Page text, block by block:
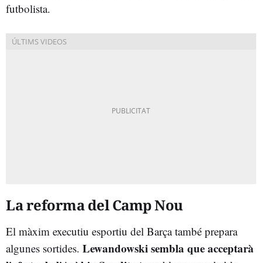
futbolista.
La reforma del Camp Nou
El màxim executiu esportiu del Barça també prepara
algunes sortides. Lewandowski sembla que acceptarà